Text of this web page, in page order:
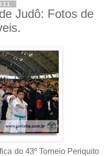
Judô: Fotos de
do 43º Torneio Periquito